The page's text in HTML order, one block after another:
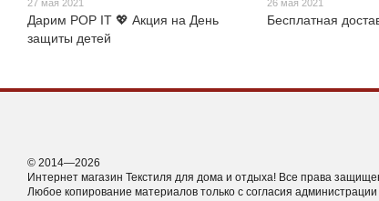
27 мая 2021
Дарим POP IT 💖 Акция на День
защиты детей
26 мая 2021
Бесплатная
© 2014—2026
Интернет магазин Текстиля для дома и отдыха! Все права
Любое копирование материалов только с согласия администрации